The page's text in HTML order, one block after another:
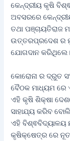
କେନ୍ଦ୍ରୀୟ କୃଷି
ଅବସରରେ
ତଥା ପଞ୍ଚାୟତିରାଜ
ଉତ୍ତରପ୍ରଦେଶ ର
ଯୋଗଦାନ କରିଥିଲେ।
କୋରୋନା ର
ବୈଠକ ମାଧ୍ୟମ ରେ
ଏହି କୃଷି ଶିକ୍ଷା
ସାହାଯ୍ୟ କରିବ
ଏହି ବିଶ୍ଵବିଦ୍ୟାଳୟ
କୃଷିକ୍ଷେତ୍ର ରେ